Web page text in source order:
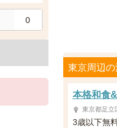
0
東京周辺
本格和食
東京都足立
3歳以下無